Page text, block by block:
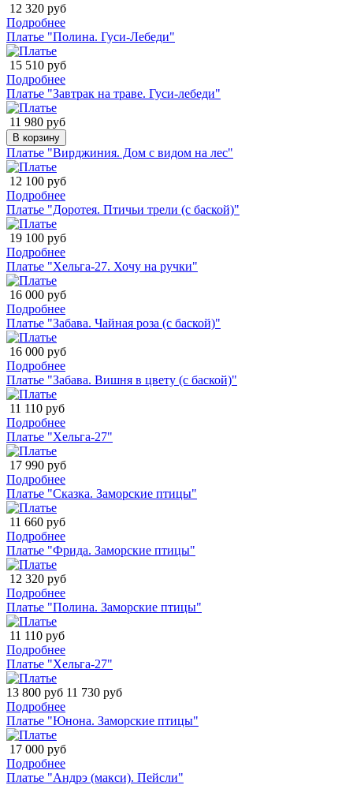
12 320 руб
Подробнее
Платье "Полина. Гуси-Лебеди"
15 510 руб
Подробнее
Платье "Завтрак на траве. Гуси-лебеди"
11 980 руб
В корзину
Платье "Вирджиния. Дом с видом на лес"
12 100 руб
Подробнее
Платье "Доротея. Птичьи трели (с баской)"
19 100 руб
Подробнее
Платье "Хельга-27. Хочу на ручки"
16 000 руб
Подробнее
Платье "Забава. Чайная роза (с баской)"
16 000 руб
Подробнее
Платье "Забава. Вишня в цвету (с баской)"
11 110 руб
Подробнее
Платье "Хельга-27"
17 990 руб
Подробнее
Платье "Сказка. Заморские птицы"
11 660 руб
Подробнее
Платье "Фрида. Заморские птицы"
12 320 руб
Подробнее
Платье "Полина. Заморские птицы"
11 110 руб
Подробнее
Платье "Хельга-27"
13 800 руб 11 730 руб
Подробнее
Платье "Юнона. Заморские птицы"
17 000 руб
Подробнее
Платье "Андрэ (макси). Пейсли"